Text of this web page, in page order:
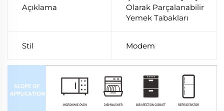
Açıklama
Olarak Parçalanabilir
Yemek Tabakları
Stil Modem